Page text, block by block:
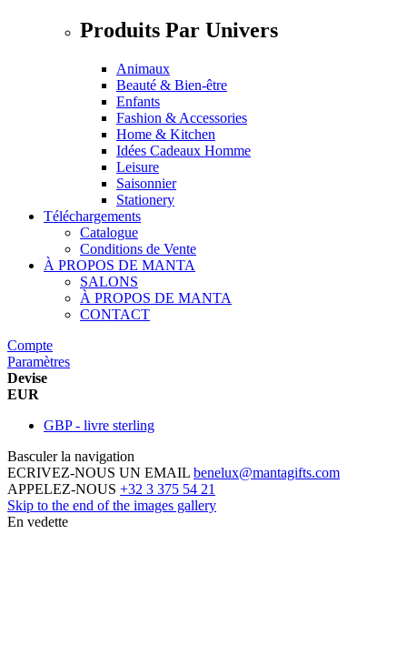
Produits Par Univers
Animaux
Beauté & Bien-être
Enfants
Fashion & Accessories
Home & Kitchen
Idées Cadeaux Homme
Leisure
Saisonnier
Stationery
Téléchargements
Catalogue
Conditions de Vente
À PROPOS DE MANTA
SALONS
À PROPOS DE MANTA
CONTACT
Compte
Paramètres
Devise
EUR
GBP - livre sterling
Basculer la navigation
ECRIVEZ-NOUS UN EMAIL benelux@mantagifts.com
APPELEZ-NOUS +32 3 375 54 21
Skip to the end of the images gallery
En vedette